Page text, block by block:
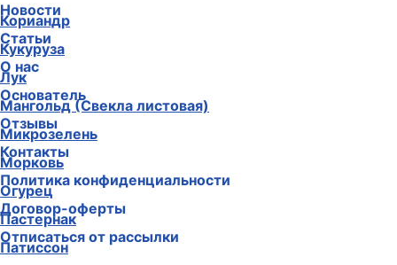
Кориандр
Кукуруза
Лук
Мангольд (Свекла листовая)
Микрозелень
Морковь
Огурец
Пастернак
Патиссон
Новости
Статьи
О нас
Основатель
Отзывы
Контакты
Политика конфиденциальности
Договор-оферты
Отписаться от рассылки